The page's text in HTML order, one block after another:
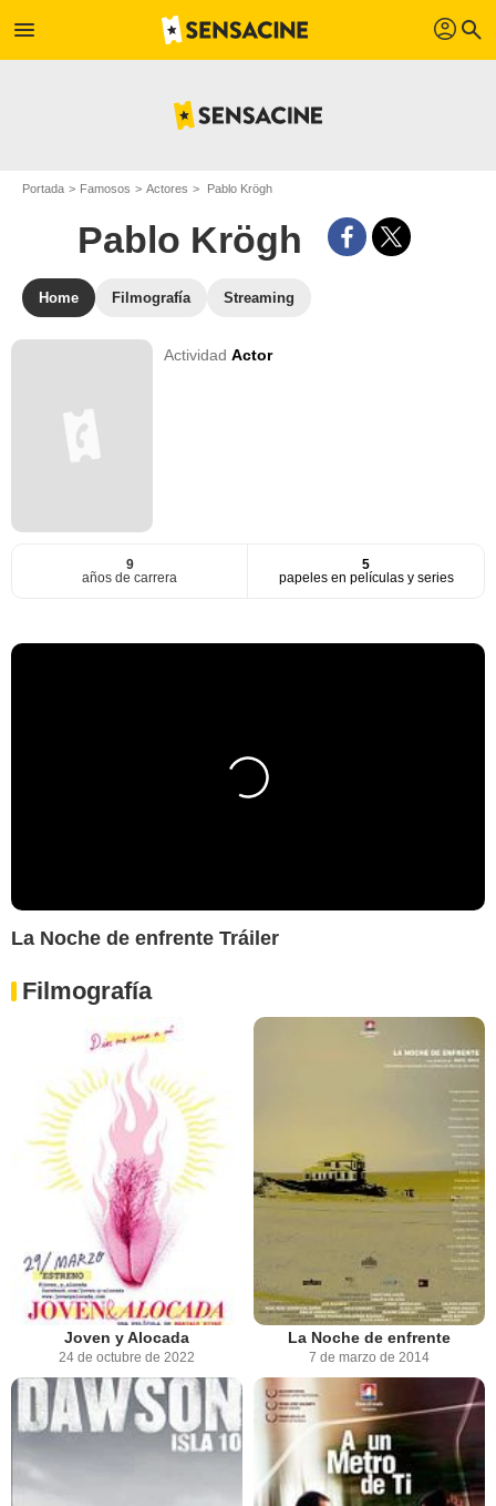
menu profil search
Portada Famosos Actores Pablo Krögh
Pablo Krögh
Home Filmografía Streaming
ActividadActor
9
años de carrera
5
papeles en películas y series
La Noche de enfrente Tráiler
Filmografía
Joven y Alocada
24 de octubre de 2022
La Noche de enfrente
7 de marzo de 2014